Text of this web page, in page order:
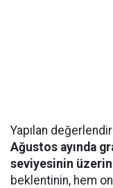
Yapılan
Ağustos ayında
seviyesinin
beklentinin, hem